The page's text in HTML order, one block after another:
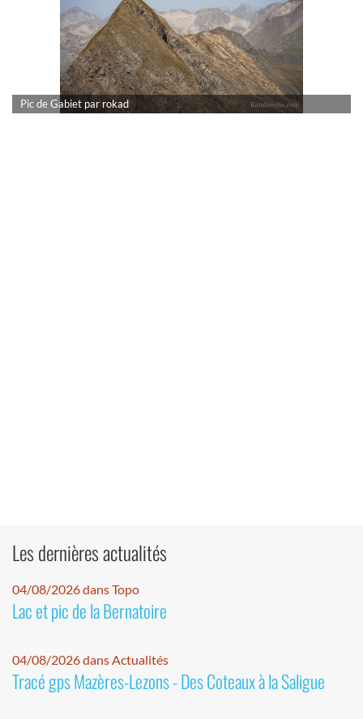
Pic de Gabiet par rokad
Les dernières actualités
04/08/2026 dans Topo
Lac et pic de la Bernatoire
04/08/2026 dans Actualités
Tracé gps Mazères-Lezons - Des Coteaux à la Saligue